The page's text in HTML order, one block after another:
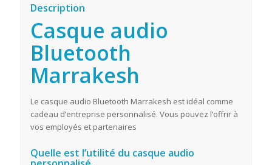
Description
Casque audio
Bluetooth
Marrakesh
Le casque audio Bluetooth Marrakesh est idéal comme
cadeau d’entreprise personnalisé. Vous pouvez l’offrir à
vos employés et partenaires
Quelle est l’utilité du casque audio